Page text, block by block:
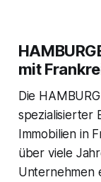
mit
Die
spezialisierter
Immobilien in
über viele
Unternehmen